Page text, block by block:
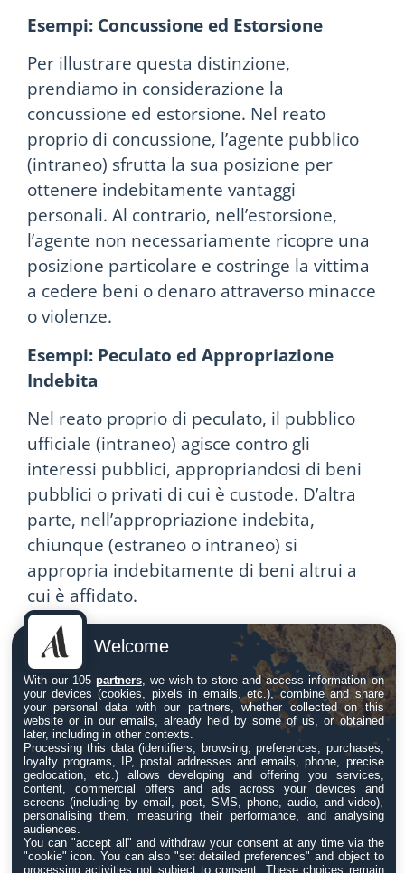
Esempi: Concussione ed Estorsione
Per illustrare questa distinzione,
prendiamo in considerazione la
concussione ed estorsione. Nel reato
proprio di concussione, l’agente pubblico
(intraneo) sfrutta la sua posizione per
ottenere indebitamente vantaggi
personali. Al contrario, nell’estorsione,
l’agente non necessariamente ricopre una
posizione particolare e costringe la vittima
a cedere beni o denaro attraverso minacce
o violenze.
Esempi: Peculato ed Appropriazione
Indebita
Nel reato proprio di peculato, il pubblico
ufficiale (intraneo) agisce contro gli
interessi pubblici, appropriandosi di beni
pubblici o privati di cui è custode. D’altra
parte, nell’appropriazione indebita,
chiunque (estraneo o intraneo) si
appropria indebitamente di beni altrui a
cui è affidato.
Reato proprio
esclusivo e non
esclusivo
Il concorso di persone nei reati propri può
coinvolgere sia chi è qualificato (l’intraneo)
che chi non lo è (l’estraneo). Ad esempio,
se un individuo istiga o agevola con
successo un pubblico ufficiale nella
Welcome
With our 105 partners, we wish to store and access information on
your devices (cookies, pixels in emails, etc.), combine and share
your personal data with our partners, whether collected on this
website or in our emails, already held by some of us, or obtained
later, including in other contexts.
Processing this data (identifiers, browsing, preferences, purchases,
loyalty programs, IP, postal addresses and emails, phone, precise
geolocation, etc.) allows developing and offering you services,
content, commercial offers and ads across your devices and
screens (including by email, post, SMS, phone, audio, and video),
personalising them, measuring their performance, and analysing
audiences.
You can "accept all" and withdraw your consent at any time via the
"cookie" icon . You can also "set detailed preferences" and object to
processing activities not subject to consent. These choices remain